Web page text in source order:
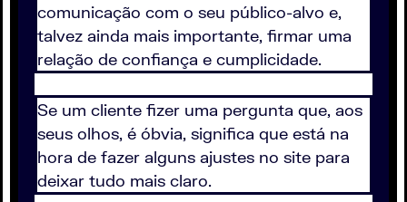
comunicação com o seu público-alvo e,
talvez ainda mais importante, firmar uma
relação de confiança e cumplicidade.
Se um cliente fizer uma pergunta que, aos
seus olhos, é óbvia, significa que está na
hora de fazer alguns ajustes no site para
deixar tudo mais claro.